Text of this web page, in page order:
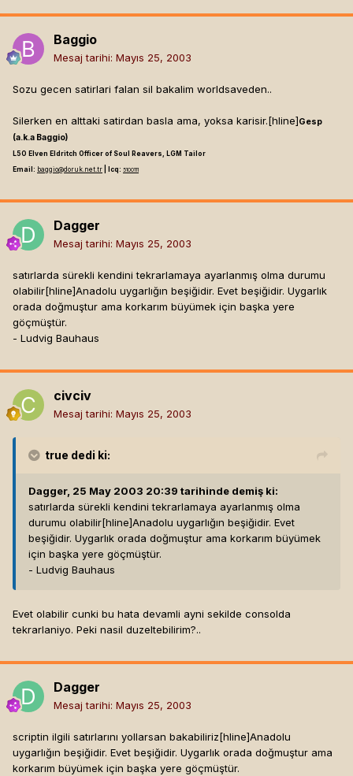
Baggio
Mesaj tarihi: Mayıs 25, 2003
Sozu gecen satirlari falan sil bakalim worldsaveden..
Silerken en alttaki satirdan basla ama, yoksa karisir.[hline]Gesp
(a.k.a Baggio)
L50 Elven Eldritch Officer of Soul Reavers, LGM Tailor
Email: baggio@doruk.net.tr | Icq: 5100111
Dagger
Mesaj tarihi: Mayıs 25, 2003
satırlarda sürekli kendini tekrarlamaya ayarlanmış olma durumu
olabilir[hline]Anadolu uygarlığın beşiğidir. Evet beşiğidir. Uygarlık
orada doğmuştur ama korkarım büyümek için başka yere
göçmüştür.
- Ludvig Bauhaus
civciv
Mesaj tarihi: Mayıs 25, 2003
true dedi ki:
Dagger, 25 May 2003 20:39 tarihinde demiş ki:
satırlarda sürekli kendini tekrarlamaya ayarlanmış olma
durumu olabilir[hline]Anadolu uygarlığın beşiğidir. Evet
beşiğidir. Uygarlık orada doğmuştur ama korkarım büyümek
için başka yere göçmüştür.
- Ludvig Bauhaus
Evet olabilir cunki bu hata devamli ayni sekilde consolda
tekrarlaniyo. Peki nasil duzeltebilirim?..
Dagger
Mesaj tarihi: Mayıs 25, 2003
scriptin ilgili satırlarını yollarsan bakabiliriz[hline]Anadolu
uygarlığın beşiğidir. Evet beşiğidir. Uygarlık orada doğmuştur ama
korkarım büyümek için başka yere göçmüştür.